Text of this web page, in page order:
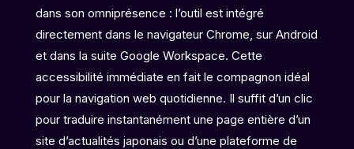
dans son omniprésence : l’outil est intégré
directement dans le navigateur Chrome, sur Android
et dans la suite Google Workspace. Cette
accessibilité immédiate en fait le compagnon idéal
pour la navigation web quotidienne. Il suffit d’un clic
pour traduire instantanément une page entière d’un
site d’actualités japonais ou d’une plateforme de